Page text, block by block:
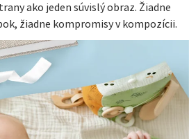
ako jeden súvislý obraz. Žiadne
žiadne kompromisy v kompozícii.